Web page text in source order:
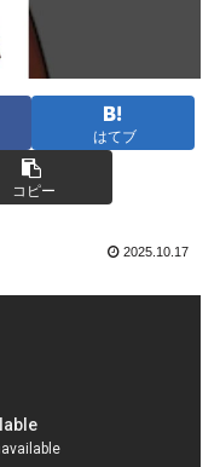
はてブ
コピー
2025.10.17